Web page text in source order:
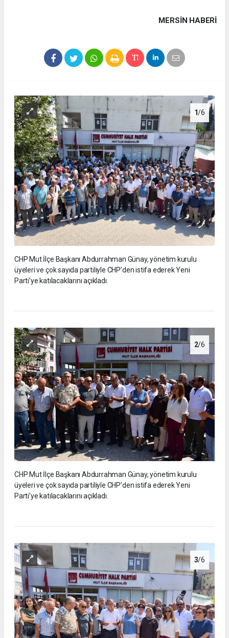
MERSIN HABERİ
1/6
CHP Mut İlçe Başkanı Abdurrahman Günay, yönetim kurulu
üyeleri ve çok sayıda partiliyle CHP’den istifa ederek Yeni
Parti’ye katılacaklarını açıkladı.
2/6
CHP Mut İlçe Başkanı Abdurrahman Günay, yönetim kurulu
üyeleri ve çok sayıda partiliyle CHP’den istifa ederek Yeni
Parti’ye katılacaklarını açıkladı.
3/6